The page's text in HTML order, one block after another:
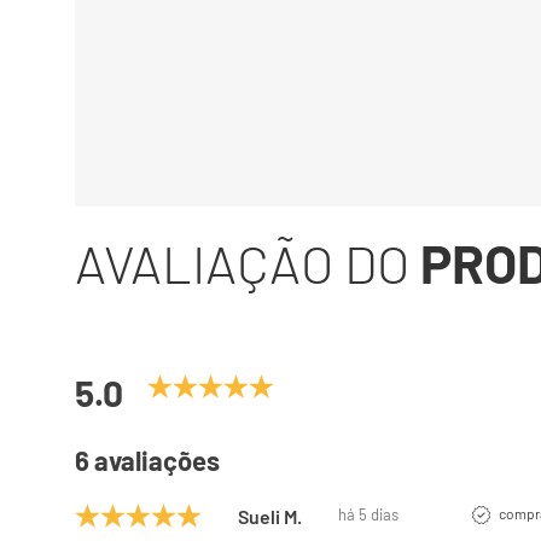
AVALIAÇÃO DO
5.0
6 avaliações
Sueli M. há 5 dias